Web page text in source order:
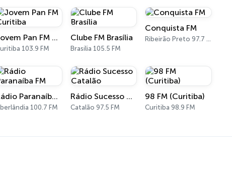
Jovem Pan FM Curitiba
103.9 FM
Clube FM Brasília
Brasília 105.5 FM
Conquista FM
Ribeirão Preto 97.7 FM
Rádio Paranaíba FM
100.7 FM
Rádio Sucesso Catalão
Catalão 97.5 FM
98 FM (Curitiba)
Curitiba 98.9 FM